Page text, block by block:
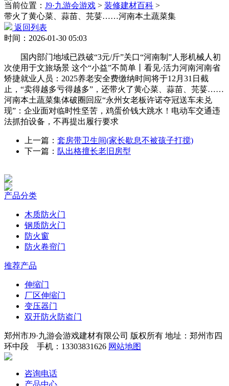
当前位置： J9·九游会游戏 > 装修建材百科 >
带火了黄心菜、蒜苗、芫荽……河南本土蔬菜集
返回列表
时间：2026-01-30 05:03
国内部门地域已跌破“3元/斤”关口“河南制”人形机械人初
次使用于文旅场景 这个“小益”不简单丨看见·活力河南河南省
矫捷就业人员：2025养老安全费缴纳时间将于12月31日截
止，“卖得越多亏得越多”，还带火了黄心菜、蒜苗、芫荽……
河南本土蔬菜集体破圈回应“永州女老板许诺夺冠送车未兑
现”：企业面对临时性坚苦，鸡蛋价钱大跳水！电动车交通违
法抓拍设备，不再提出履行要求
上一篇： 套房带卫生间(家长歇息不被孩子打搅)
下一篇： 队出格擅长老旧房型
产品分类
木质防火门
钢质防火门
防火窗
防火卷帘门
推荐产品
伸缩门
厂区伸缩门
变压器门
双开防火防盗门
郑州市J9·九游会游戏建材有限公司 版权所有 地址：郑州市四
环中段 手机：13303831626 网站地图
咨询电话
产品中心